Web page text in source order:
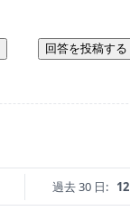
回答を投稿する
過去 30 日: 12